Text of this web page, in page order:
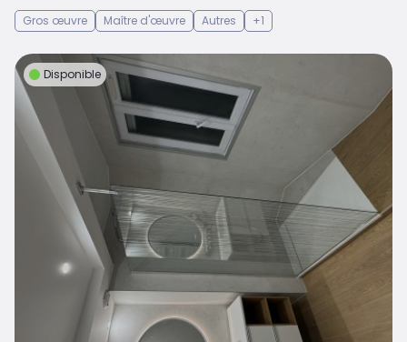
Gros œuvre
Maître d'œuvre Autres +1
Disponible